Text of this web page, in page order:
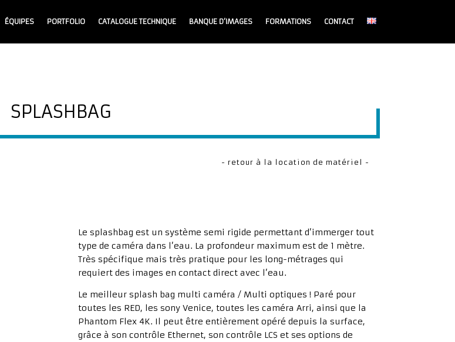
ÉQUIPES PORTFOLIO CATALOGUE TECHNIQUE BANQUE D’IMAGES FORMATIONS CONTACT
SPLASHBAG
- retour à la location de matériel -
Le splashbag est un système semi rigide permettant d’immerger tout
type de caméra dans l’eau. La profondeur maximum est de 1 mètre.
Très spécifique mais très pratique pour les long-métrages qui
requiert des images en contact direct avec l’eau.
Le meilleur splash bag multi caméra / Multi optiques ! Paré pour
toutes les RED, les sony Venice, toutes les caméra Arri, ainsi que la
Phantom Flex 4K. Il peut être entièrement opéré depuis la surface,
grâce à son contrôle Ethernet, son contrôle LCS et ses options de